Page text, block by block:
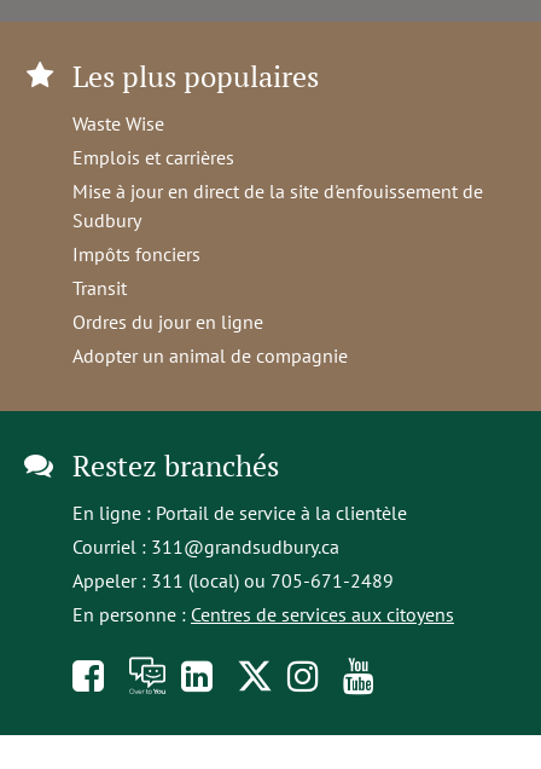
Les plus populaires
Waste Wise
Emplois et carrières
Mise à jour en direct de la site d'enfouissement de
Sudbury
Impôts fonciers
Transit
Ordres du jour en ligne
Adopter un animal de compagnie
Restez branchés
En ligne : Portail de service à la clientèle
Courriel : 311@grandsudbury.ca
Appeler : 311 (local) ou 705-671-2489
En personne : Centres de services aux citoyens
Like
us
À
toi
opens
in
Follow
us
Follow
us to